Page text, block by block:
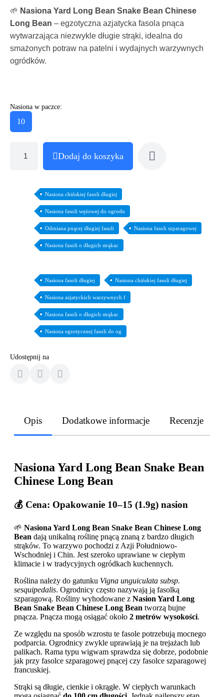
🌱 Nasiona Yard Long Bean Snake Bean Chinese
Long Bean – egzotyczna azjatycka fasola pnąca
wytwarzająca niezwykle długie strąki, idealna do
smażonych potraw na patelni i wydajnych warzywnych
ogródków.
Nasiona w paczce:
10
Dodaj do koszyka
Nasiona chińskiej fasoli długiej
Nasiona fasoli wężowej do ogrodu
Odmiana pnącej długiej fasoli Nasiona fasoli szparagowej
Nasiona fasoli o długich strąkac
Nasiona fasoli długiej Nasiona chińskiej fasoli długiej
Nasiona azjatyckich warzywnych f
Nasiona fasoli o długich strąkac
Nasiona egzotycznej fasoli do og
Udostępnij na
Opis Dodatkowe informacje Recenzje
Nasiona Yard Long Bean Snake Bean
Chinese Long Bean
💰 Cena: Opakowanie 10–15 (1.9g) nasion
🌱 Nasiona Yard Long Bean Snake Bean Chinese Long
Bean dają unikalną roślinę pnącą znaną z bardzo długich
strąków. To warzywo pochodzi z Azji Południowo-
Wschodniej i Chin. Jest szeroko uprawiane w ciepłym
klimacie i w tradycyjnych ogródkach kuchennych.
Roślina należy do gatunku Vigna unguiculata subsp.
sesquipedalis. Ogrodnicy często nazywają ją fasolką
szparagową. Rośliny wyhodowane z Nasion Yard Long
Bean Snake Bean Chinese Long Bean tworzą bujne
pnącza. Pnącza mogą osiągać około 2 metrów wysokości.
Ze względu na sposób wzrostu te fasole potrzebują mocnego
podparcia. Ogrodnicy zwykle uprawiają je na trejażach lub
palikach. Rama typu wigwam sprawdza się dobrze, podobnie
jak przy fasolce szparagowej pnącej czy fasolce szparagowej
francuskiej.
Strąki są długie, cienkie i okrągłe. W ciepłych warunkach